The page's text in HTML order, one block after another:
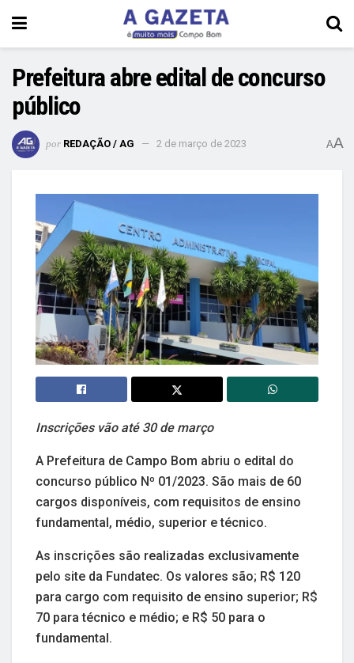
Prefeitura abre edital de concurso
público
por REDAÇÃO / AG 2 de março de 2023 AA
Inscrições vão até 30 de março
A Prefeitura de Campo Bom abriu o edital do
concurso público Nº 01/2023. São mais de 60
cargos disponíveis, com requisitos de ensino
fundamental, médio, superior e técnico.
As inscrições são realizadas exclusivamente
pelo site da Fundatec. Os valores são; R$ 120
para cargo com requisito de ensino superior; R$
70 para técnico e médio; e R$ 50 para o
fundamental.